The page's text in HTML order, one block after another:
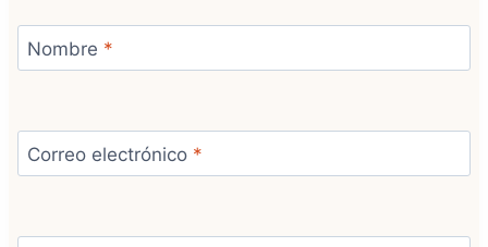
Nombre *
Correo electrónico *